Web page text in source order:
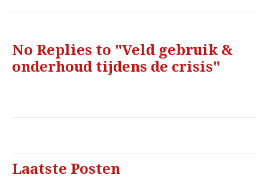
No Replies to "Veld gebruik &
onderhoud tijdens de crisis"
Laatste Posten